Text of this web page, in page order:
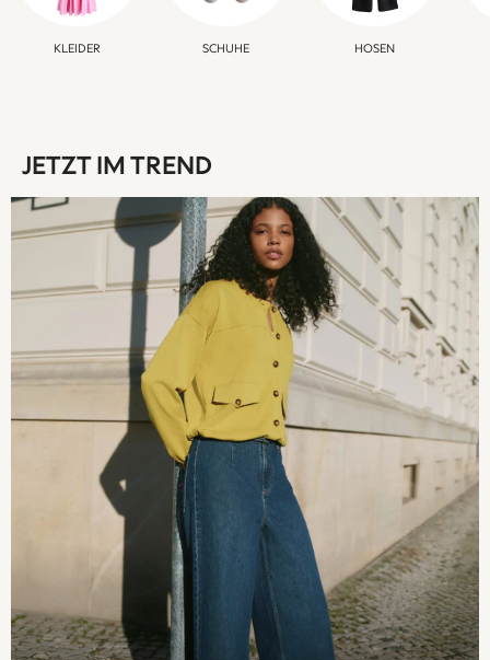
Ponchos & Toweling sets
Shorts
Sunsafe Swimwear
Swimshorts
Tops & T-Shirts
Girls Holiday Shop
All Swimwear
Beach Dresses & Kaftans
Dresses
Sun Hats & Caps
Jumpsuits & Playsuits
Rash Vests
Sandals & Sliders
Shorts
Skirts
Sunsafe Swimwear
Tops & T-Shirts
Baby Holiday Shop
Baby Travel Accessories
All Accessories
KLEIDER SCHUHE HOSEN
JETZT IM TREND